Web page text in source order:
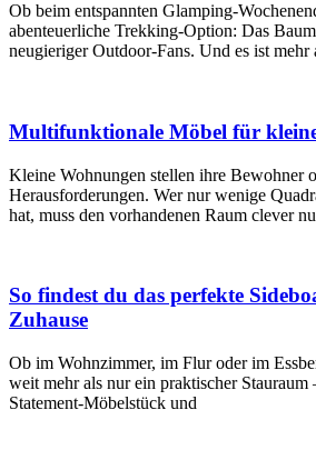
Ob beim entspannten Glamping-
abenteuerliche Trekking-Option: Das
neugieriger Outdoor-Fans. Und es ist mehr
Multifunktionale Möbel für
Kleine Wohnungen stellen ihre Bewohner
Herausforderungen. Wer nur wenige
hat, muss den vorhandenen Raum clever
So findest du das perfekte
Zuhause
Ob im Wohnzimmer, im Flur oder im
weit mehr als nur ein praktischer Stauraum
Statement-Möbelstück und